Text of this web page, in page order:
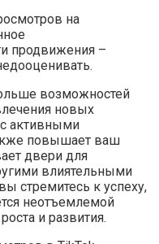
на
продвижения –
возможностей
новых
активными
повышает ваш
двери для
влиятельными
стремитесь к успеху,
неотъемлемой
и развития.